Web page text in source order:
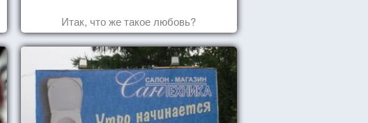
Итак, что же такое любовь?